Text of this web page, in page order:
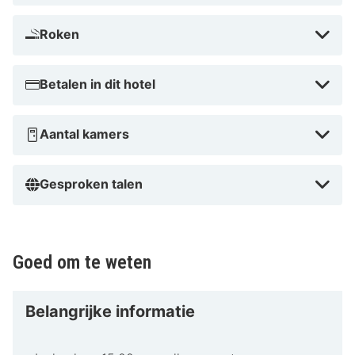
Roken
Betalen in dit hotel
Aantal kamers
Gesproken talen
Goed om te weten
Belangrijke informatie